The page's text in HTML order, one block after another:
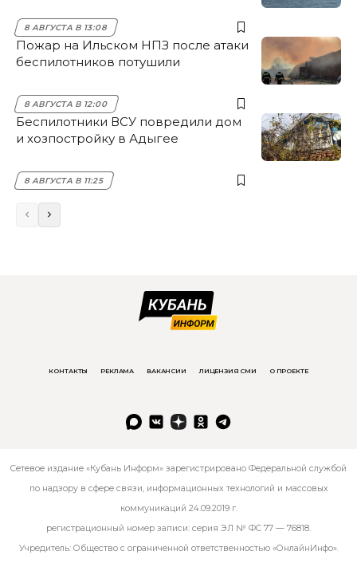
8 АВГУСТА В 13:08
Пожар на Ильском НПЗ после атаки
беспилотников потушили
8 АВГУСТА В 12:00
Беспилотники ВСУ повредили дом
и хозпостройку в Адыгее
8 АВГУСТА В 11:25
КОНТАКТЫ РЕКЛАМА ВАКАНСИИ ЛИЦЕНЗИЯ СМИ О ПРОЕКТЕ
Сетевое издание «Кубань Информ» зарегистрировано Федеральной службой
по надзору в сфере связи, информационных технологий и массовых
коммуникаций 24.09.2019 г.
регистрационный номер записи: серия ЭЛ № ФС 77 — 76818.
Учредитель: Общество с ограниченной ответственностью «ОнлайнИнфо».